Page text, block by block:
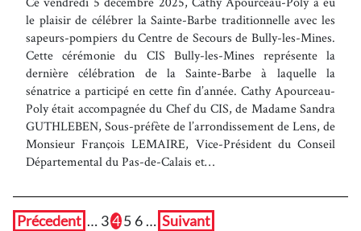
le plaisir de célébrer la Sainte-Barbe traditionnelle avec les
sapeurs-pompiers du Centre de Secours de Bully-les-Mines.
Cette cérémonie du CIS Bully-les-Mines représente la
dernière célébration de la Sainte-Barbe à laquelle la
sénatrice a participé en cette fin d’année. Cathy Apourceau-
Poly était accompagnée du Chef du CIS, de Madame Sandra
GUTHLEBEN, Sous-préfète de l’arrondissement de Lens, de
Monsieur François LEMAIRE, Vice-Président du Conseil
Départemental du Pas-de-Calais et…
Précedent … 34 5 6 … Suivant